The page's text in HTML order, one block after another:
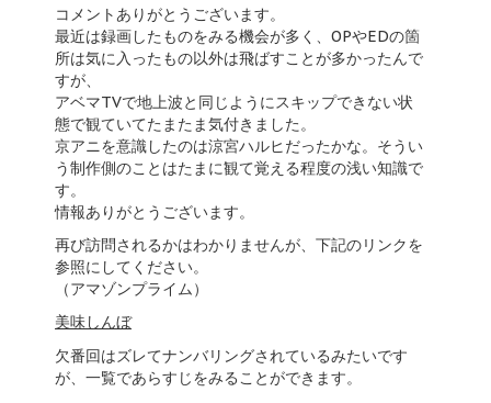
コメントありがとうございます。
最近は録画したものをみる機会が多く、OPやEDの箇
所は気に入ったもの以外は飛ばすことが多かったんで
すが、
アベマTVで地上波と同じようにスキップできない状
態で観ていてたまたま気付きました。
京アニを意識したのは涼宮ハルヒだったかな。そうい
う制作側のことはたまに観て覚える程度の浅い知識で
す。
情報ありがとうございます。
再び訪問されるかはわかりませんが、下記のリンクを
参照にしてください。
（アマゾンプライム）
美味しんぼ
欠番回はズレてナンバリングされているみたいです
が、一覧であらすじをみることができます。